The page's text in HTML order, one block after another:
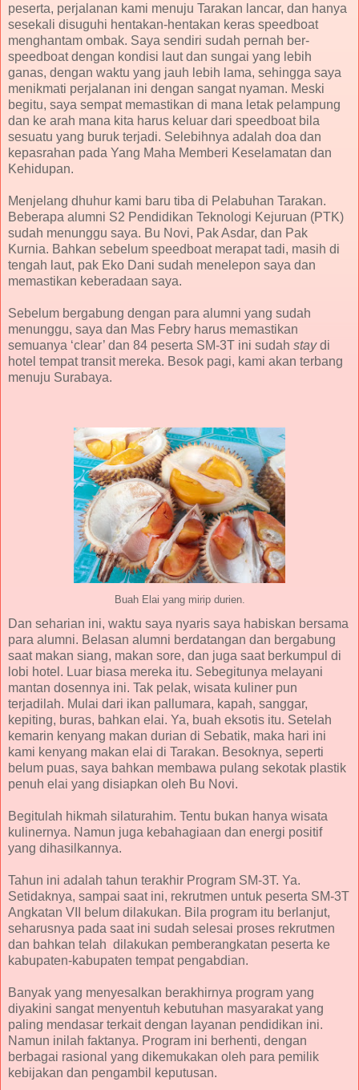
peserta, perjalanan kami menuju Tarakan lancar, dan hanya
sesekali disuguhi hentakan-hentakan keras speedboat
menghantam ombak. Saya sendiri sudah pernah ber-
speedboat dengan kondisi laut dan sungai yang lebih
ganas, dengan waktu yang jauh lebih lama, sehingga saya
menikmati perjalanan ini dengan sangat nyaman. Meski
begitu, saya sempat memastikan di mana letak pelampung
dan ke arah mana kita harus keluar dari speedboat bila
sesuatu yang buruk terjadi. Selebihnya adalah doa dan
kepasrahan pada Yang Maha Memberi Keselamatan dan
Kehidupan.
Menjelang dhuhur kami baru tiba di Pelabuhan Tarakan.
Beberapa alumni S2 Pendidikan Teknologi Kejuruan (PTK)
sudah menunggu saya. Bu Novi, Pak Asdar, dan Pak
Kurnia. Bahkan sebelum speedboat merapat tadi, masih di
tengah laut, pak Eko Dani sudah menelepon saya dan
memastikan keberadaan saya.
Sebelum bergabung dengan para alumni yang sudah
menunggu, saya dan Mas Febry harus memastikan
semuanya ‘clear’ dan 84 peserta SM-3T ini sudah staydi
hotel tempat transit mereka. Besok pagi, kami akan terbang
menuju Surabaya.
Buah Elai yang mirip durien.
Dan seharian ini, waktu saya nyaris saya habiskan bersama
para alumni. Belasan alumni berdatangan dan bergabung
saat makan siang, makan sore, dan juga saat berkumpul di
lobi hotel. Luar biasa mereka itu. Sebegitunya melayani
mantan dosennya ini. Tak pelak, wisata kuliner pun
terjadilah. Mulai dari ikan pallumara, kapah, sanggar,
kepiting, buras, bahkan elai. Ya, buah eksotis itu. Setelah
kemarin kenyang makan durian di Sebatik, maka hari ini
kami kenyang makan elai di Tarakan. Besoknya, seperti
belum puas, saya bahkan membawa pulang sekotak plastik
penuh elai yang disiapkan oleh Bu Novi.
Begitulah hikmah silaturahim. Tentu bukan hanya wisata
kulinernya. Namun juga kebahagiaan dan energi positif
yang dihasilkannya.
Tahun ini adalah tahun terakhir Program SM-3T. Ya.
Setidaknya, sampai saat ini, rekrutmen untuk peserta SM-3T
Angkatan VII belum dilakukan. Bila program itu berlanjut,
seharusnya pada saat ini sudah selesai proses rekrutmen
dan bahkan telah dilakukan pemberangkatan peserta ke
kabupaten-kabupaten tempat pengabdian.
Banyak yang menyesalkan berakhirnya program yang
diyakini sangat menyentuh kebutuhan masyarakat yang
paling mendasar terkait dengan layanan pendidikan ini.
Namun inilah faktanya. Program ini berhenti, dengan
berbagai rasional yang dikemukakan oleh para pemilik
kebijakan dan pengambil keputusan.